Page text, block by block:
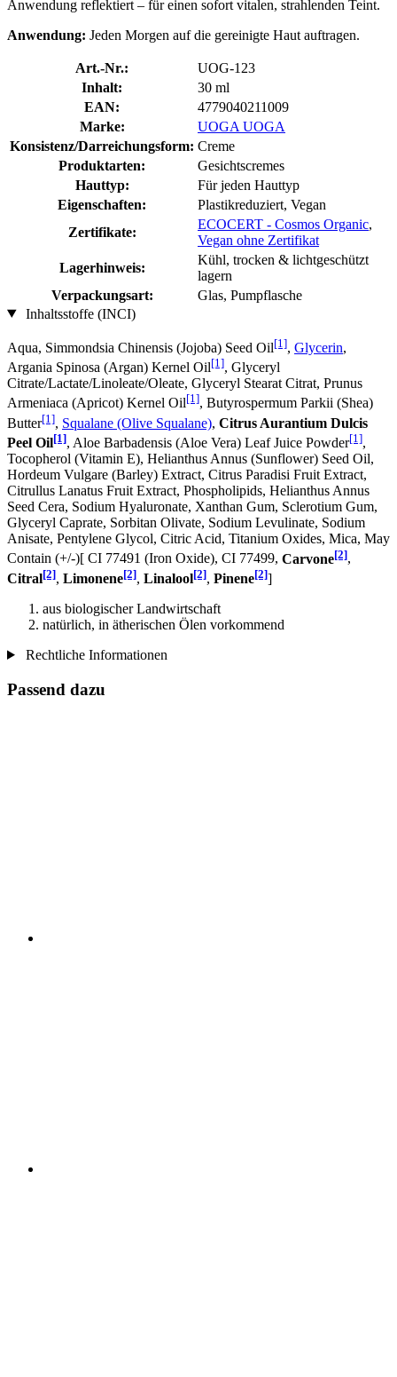
Anwendung reflektiert – für einen sofort vitalen, strahlenden Teint.
Anwendung: Jeden Morgen auf die gereinigte Haut auftragen.
Art.-Nr.:
UOG-123
Inhalt:
30 ml
EAN:
4779040211009
Marke:
UOGA UOGA
Konsistenz/Darreichungsform: Creme
Produktarten:
Gesichtscremes
Hauttyp:
Für jeden Hauttyp
Eigenschaften:
Plastikreduziert, Vegan
Zertifikate:
ECOCERT - Cosmos Organic,
Vegan ohne Zertifikat
Lagerhinweis:
Kühl, trocken & lichtgeschützt
lagern
Verpackungsart:
Glas, Pumpflasche
Inhaltsstoffe (INCI)
Aqua, Simmondsia Chinensis (Jojoba) Seed Oil[1], Glycerin,
Argania Spinosa (Argan) Kernel Oil[1], Glyceryl
Citrate/Lactate/Linoleate/Oleate, Glyceryl Stearat Citrat, Prunus
Armeniaca (Apricot) Kernel Oil[1], Butyrospermum Parkii (Shea)
Butter[1], Squalane (Olive Squalane), Citrus Aurantium Dulcis
Peel Oil[1], Aloe Barbadensis (Aloe Vera) Leaf Juice Powder[1],
Tocopherol (Vitamin E), Helianthus Annus (Sunflower) Seed Oil,
Hordeum Vulgare (Barley) Extract, Citrus Paradisi Fruit Extract,
Citrullus Lanatus Fruit Extract, Phospholipids, Helianthus Annus
Seed Cera, Sodium Hyaluronate, Xanthan Gum, Sclerotium Gum,
Glyceryl Caprate, Sorbitan Olivate, Sodium Levulinate, Sodium
Anisate, Pentylene Glycol, Citric Acid, Titanium Oxides, Mica, May
Contain (+/-)[ CI 77491 (Iron Oxide), CI 77499, Carvone[2],
Citral[2], Limonene[2], Linalool[2], Pinene[2]]
aus biologischer Landwirtschaft
natürlich, in ätherischen Ölen vorkommend
Rechtliche Informationen
Passend dazu